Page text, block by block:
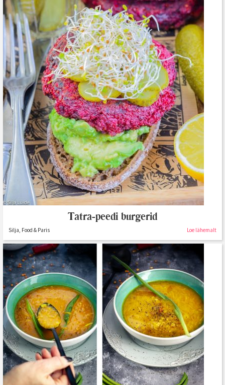
Tatra-peedi burgerid
Silja, Food & Paris Loe lähemalt